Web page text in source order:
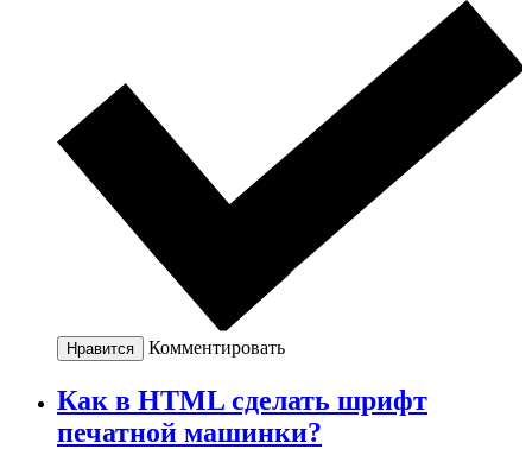
Нравится Комментировать
Как в HTML сделать шрифт
печатной машинки?